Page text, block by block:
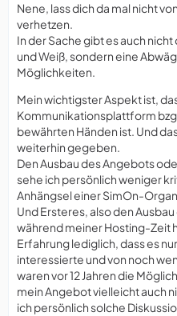
Nene, lass dich da mal nicht
verhetzen.
In der Sache gibt es auch
und Weiß, sondern eine
Möglichkeiten.
Mein wichtigster Aspekt ist,
Kommunikationsplattform
bewährten Händen ist. Und
weiterhin gegeben.
Den Ausbau des Angebots
sehe ich persönlich weniger
Anhängsel einer SimOn-
Und Ersteres, also den
während meiner Hosting-Zeit
Erfahrung lediglich, dass es
interessierte und von noch
waren vor 12 Jahren die
mein Angebot vielleicht auch
ich persönlich solche